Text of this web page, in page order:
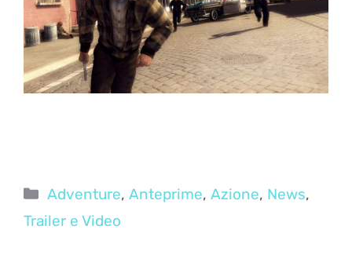
Categorie
Adventure,Anteprime,Azione, News,
Trailer e Video